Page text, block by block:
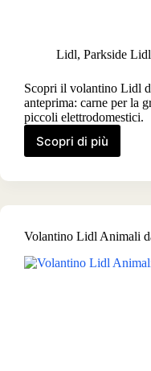
Lidl, Parkside Lidl
Scopri il volantino Lidl
anteprima: carne per la
piccoli elettrodomestici.
Scopri di più
Volantino
dal
agosto
Volantino Lidl Animali